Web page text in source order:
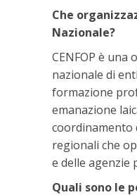
Che
Nazionale?
CENFOP è una
nazionale di
formazione
emanazione
coordinamento
regionali che
e delle agenzie
Quali sono le